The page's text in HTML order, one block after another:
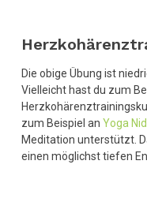
Die obige Übung ist
Vielleicht hast du zum
zum Beispiel an Yoga
Meditation unterstützt.
einen möglichst tiefen